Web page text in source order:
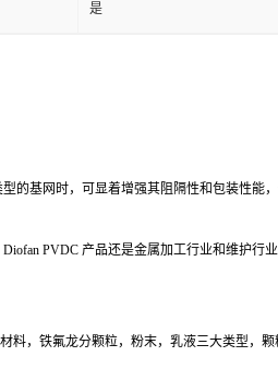
是
的基网时，可显着增强其阻隔性和包装性能
PVDC 产品还是金属加工行业和维护
料，铁氟龙分颗粒，粉末，乳液三大类型，